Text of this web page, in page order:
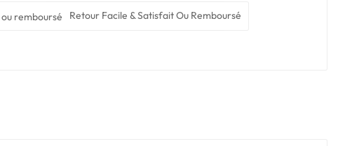
Retour Facile & Satisfait Ou Remboursé